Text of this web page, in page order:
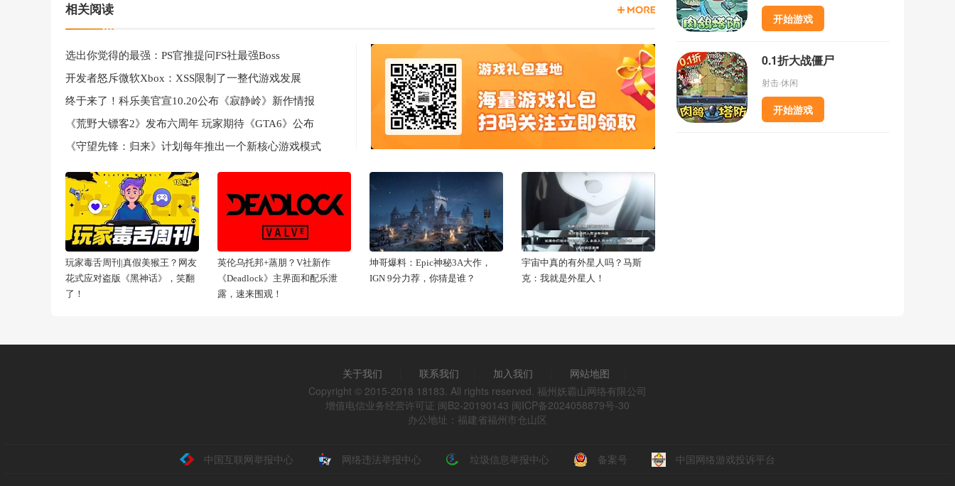
相关阅读
选出你觉得的最强：PS官推提问FS社最强Boss
开发者怒斥微软Xbox：XSS限制了一整代游戏发展
终于来了！科乐美官宣10.20公布《寂静岭》新作情报
《荒野大镖客2》发布六周年 玩家期待《GTA6》公布
《守望先锋：归来》计划每年推出一个新核心游戏模式
玩家毒舌周刊|真假美猴王？网友
花式应对盗版《黑神话》，笑翻
了！
英伦乌托邦+蒸朋？V社新作
《Deadlock》主界面和配乐泄
露，速来围观！
坤哥爆料：Epic神秘3A大作，
IGN 9分力荐，你猜是谁？
宇宙中真的有外星人吗？马斯
克：我就是外星人！
开始游戏
0.1折大战僵尸
射击·休闲
开始游戏
关于我们 联系我们 加入我们 网站地图
Copyright © 2015-2018 18183. All rights reserved. 福州妖霸山网络有限公司
增值电信业务经营许可证 闽B2-20190143 闽ICP备2024058879号-30
办公地址：福建省福州市仓山区
中国互联网举报中心 网络违法举报中心 垃圾信息举报中心 备案号 中国网络游戏投诉平台